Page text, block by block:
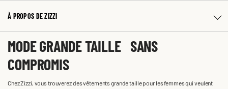
À PROPOS DE ZIZZI
MODE GRANDE TAILLE SANS
COMPROMIS
Chez Zizzi, vous trouverez des vêtements grande taille pour les femmes qui veulent